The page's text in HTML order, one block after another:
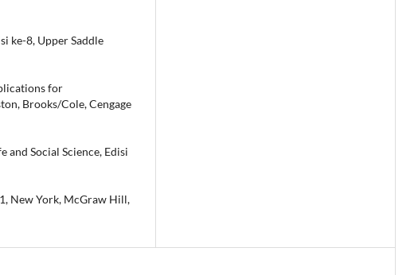
ke-8, Upper Saddle
for
Brooks/Cole, Cengage
and Social Science, Edisi
New York, McGraw Hill,